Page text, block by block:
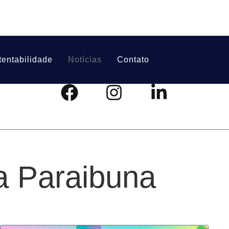
Notícias Contato
Paraibuna